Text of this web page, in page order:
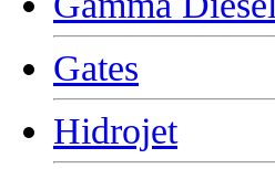
Gates
Hidrojet